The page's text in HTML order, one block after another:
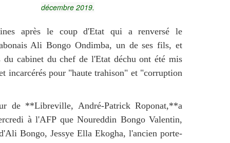
décembre 2019.
après le coup d'Etat qui a renversé le
Ali Bongo Ondimba, un de ses fils, et
du cabinet du chef de l'Etat déchu ont été mis
incarcérés pour "haute trahison" et "corruption
de **Libreville, André-Patrick Roponat,**a
à l'AFP que Noureddin Bongo Valentin,
Bongo, Jessye Ella Ekogha, l'ancien porte-